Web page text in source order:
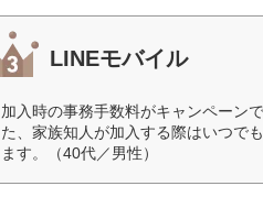
LINEモバイル
加入時の事務手数料がキャンペーン
た、家族知人が加入する際はいつで
ます。（40代／男性）